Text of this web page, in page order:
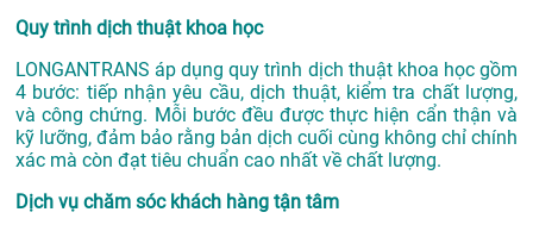
Quy trình dịch thuật khoa học
LONGANTRANS áp dụng quy trình dịch thuật khoa học gồm
4 bước: tiếp nhận yêu cầu, dịch thuật, kiểm tra chất lượng,
và công chứng. Mỗi bước đều được thực hiện cẩn thận và
kỹ lưỡng, đảm bảo rằng bản dịch cuối cùng không chỉ chính
xác mà còn đạt tiêu chuẩn cao nhất về chất lượng.
Dịch vụ chăm sóc khách hàng tận tâm